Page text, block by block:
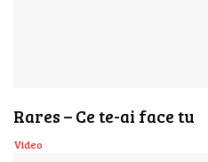
Rares – Ce te-ai face tu
Video